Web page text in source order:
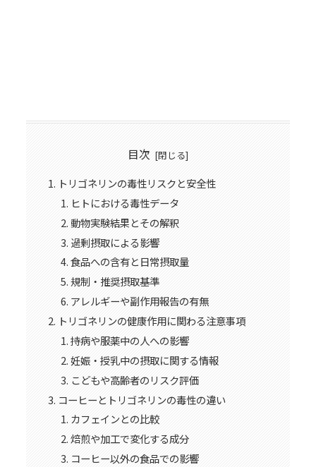
目次
トリゴネリンの毒性リスクと安全性
ヒトにおける毒性データ
動物実験結果とその解釈
過剰摂取による影響
食品への含有と日常摂取量
規制・推奨摂取基準
アレルギーや副作用報告の有無
トリゴネリンの健康作用に関わる注意事項
持病や服薬中の人への影響
妊娠・授乳中の摂取に関する情報
こどもや高齢者のリスク評価
コーヒーとトリゴネリンの毒性の違い
カフェインとの比較
焙煎や加工で変化する成分
コーヒー以外の食品での影響